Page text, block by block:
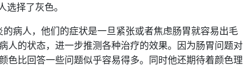
择了灰色。
病人，他们的症状是一旦紧张或者焦虑肠胃就容易出毛
人的状态，进一步推测各种治疗的效果。因为肠胃问题对
色比回答一些问题似乎容易得多。同时他还期待着颜色理